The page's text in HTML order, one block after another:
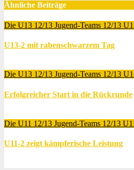
Ähnliche Beiträge
Die U13 12/13 Jugend-Teams 12/13
U13-2 mit rabenschwarzem Tag
Die U13 12/13 Jugend-Teams 12/13
Erfolgreicher Start in die Rückrunde
Die U11 12/13 Jugend-Teams 12/13
U11-2 zeigt kämpferische Leistung